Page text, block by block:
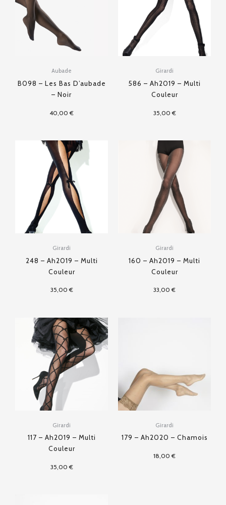
Aubade
B098 – Les Bas D’aubade
– Noir
40,00€
Girardi
586 – Ah2019 – Multi
Couleur
35,00€
Girardi
248 – Ah2019 – Multi
Couleur
35,00€
Girardi
160 – Ah2019 – Multi
Couleur
33,00€
Girardi
117 – Ah2019 – Multi
Couleur
35,00€
Girardi
179 – Ah2020 – Chamois
18,00€